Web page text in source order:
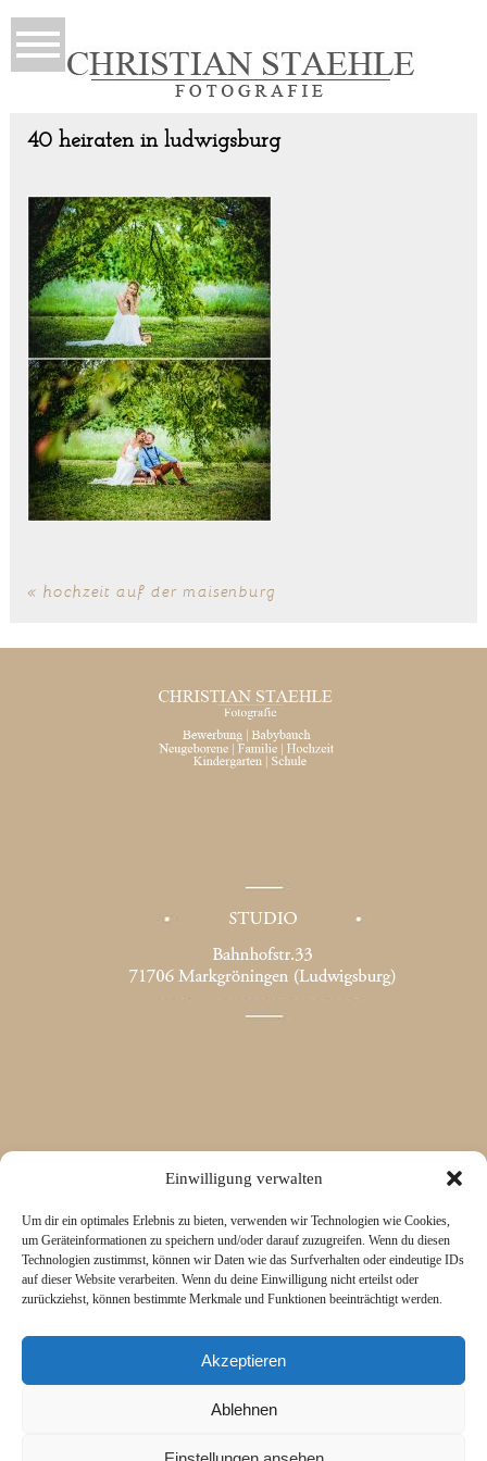
Einwilligung verwalten
Um dir ein optimales Erlebnis zu bieten, verwenden wir Technologien wie Cookies,
um Geräteinformationen zu speichern und/oder darauf zuzugreifen. Wenn du diesen
Technologien zustimmst, können wir Daten wie das Surfverhalten oder eindeutige IDs
auf dieser Website verarbeiten. Wenn du deine Einwilligung nicht erteilst oder
zurückziehst, können bestimmte Merkmale und Funktionen beeinträchtigt werden.
Akzeptieren
Ablehnen
40 heiraten in ludwigsburg
« hochzeit auf der maisenburg